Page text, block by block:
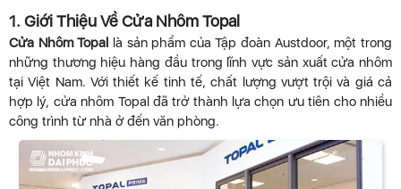
1. Giới Thiệu Về Cửa Nhôm Topal
Cửa Nhôm Topal
là sản phẩm của Tập đoàn Austdoor, một trong
những thương hiệu hàng đầu trong lĩnh vực sản xuất cửa nhôm
tại Việt Nam. Với thiết kế tinh tế, chất lượng vượt trội và giá cả
hợp lý, cửa nhôm Topal đã trở thành lựa chọn ưu tiên cho nhiều
công trình từ nhà ở đến văn phòng.